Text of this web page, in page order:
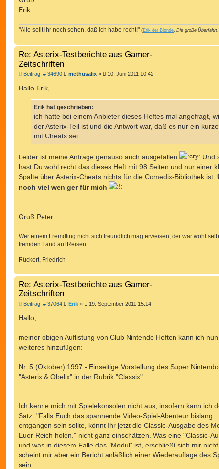
Erik
"Alle sollt ihr noch sehen, daß ich habe recht!" (Erik der Blonde, Die große Überfahrt,
Re: Asterix-Testberichte aus Gamer-
Zeitschriften
Beitrag: # 34690B
r
a
methusalix » 10. Juni 2011 10:42
Hallo Erik,
Erik hat geschrieben:
ich hatte bei einem Anbieter dieses Heftes mal angefragt,
der Asterix-Teil ist und die Antwort war, daß es nur ein
mit Cheats sei
Leider ist meine Anfrage genauso auch ausgefallen
Und
hast Du wohl recht das dieses Heft mit 98 Seiten und nur einer
Spalte über Asterix-Cheats nichts für die Comedix-Bibliothek ist.
noch viel weniger für mich
Gruß Peter
Wer einem Fremdling nicht sich freundlich mag erweisen, der war wohl
fremden Land auf Reisen.
Rückert, Friedrich
Re: Asterix-Testberichte aus Gamer-
Zeitschriften
Beitrag: # 37064B
g
Erik » 19. September 2011 15:14
Hallo,
meiner obigen Auflistung von Club Nintendo Heften kann ich
weiteres hinzufügen:
Nr. 5 (Oktober) 1997 - Einseitige Vorstellung des Super
"Asterix & Obelix" in der Rubrik "Classix".
Ich kenne mich mit Spielekonsolen nicht aus, insofern kann ich
Satz: "Falls Euch das spannende Video-Spiel-Abenteur bislang
entgangen sein sollte, könnt Ihr jetzt die Classic-Ausgabe des
Euer Reich holen." nicht ganz einschätzen. Was eine "Classic-
und was in diesem Falle das "Modul" ist, erschließt sich mir
scheint mir aber ein Bericht anläßlich einer Wiederauflage des
sein.